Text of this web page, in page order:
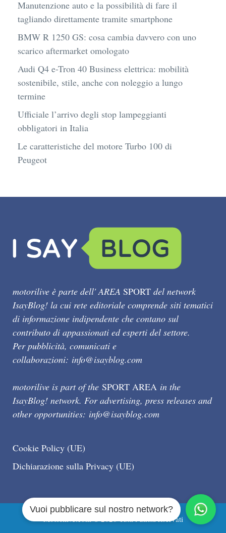
Manutenzione auto e la possibilità di fare il
tagliando direttamente tramite smartphone
BMW R 1250 GS: cosa cambia davvero con uno
scarico aftermarket omologato
Audi Q4 e-Tron 40 Business elettrica: mobilità
sostenibile, stile, anche con noleggio a lungo
termine
Ufficiale l’arrivo degli stop lampeggianti
obbligatori in Italia
Le caratteristiche del motore Turbo 100 di
Peugeot
motorilive è parte dell' AREA SPORT del network
IsayBlog! la cui rete editoriale comprende siti tematici
di informazione indipendente che contano sul
contributo di appassionati ed esperti del settore.
Per pubblicità, comunicati e
collaborazioni: info@isayblog.com
motorilive is part of the SPORT AREA in the
IsayBlog! network. For advertising, press releases and
other opportunities: info@isayblog.com
Cookie Policy (UE)
Dichiarazione sulla Privacy (UE)
Motorilive.com © 2026 Tutti i diritti riservati
Vuoi pubblicare sul nostro network?